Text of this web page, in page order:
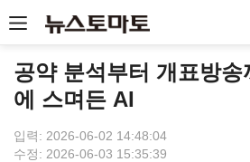
공약 분석부터 개표방
에 스며든 AI
입력: 2026-06-02 14:48:04
수정: 2026-06-03 15:35:39